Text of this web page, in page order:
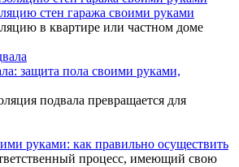
стен гаража своими руками
в квартире или частном доме
защита пола своими руками,
подвала превращается для
руками: как правильно осуществить
процесс, имеющий свою